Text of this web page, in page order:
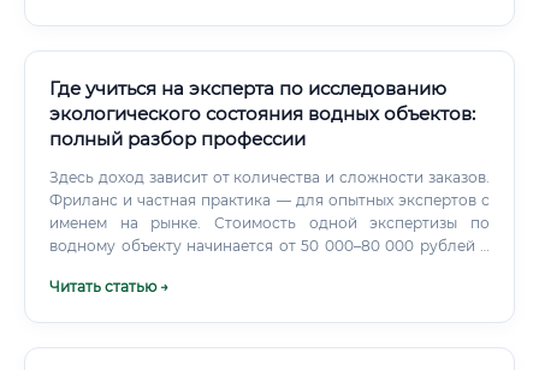
Где учиться на эксперта по исследованию
экологического состояния водных объектов:
полный разбор профессии
Здесь доход зависит от количества и сложности заказов.
Фриланс и частная практика — для опытных экспертов с
именем на рынке. Стоимость одной экспертизы по
водному объекту начинается от 50 000–80 000 рублей и
многообъектных делах.
Читать статью →